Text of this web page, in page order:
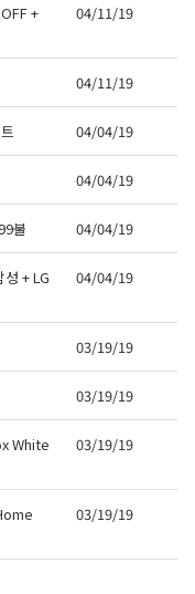
+
04/11/19
04/11/19
04/04/19
04/04/19
불 04/04/19
+ LG
04/04/19
03/19/19
03/19/19
White
03/19/19
03/19/19